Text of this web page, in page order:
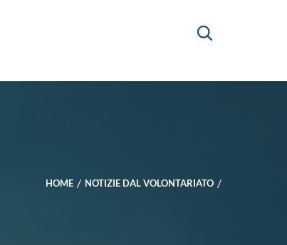
HOME NOTIZIE DAL VOLONTARIATO